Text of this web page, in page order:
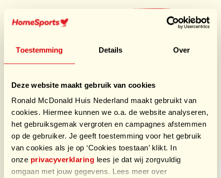
Toestemming Details Over
Deze website maakt gebruik van cookies
Ronald McDonald Huis Nederland maakt gebruikt van
cookies. Hiermee kunnen we o.a. de website analyseren,
het gebruiksgemak vergroten en campagnes afstemmen
op de gebruiker. Je geeft toestemming voor het gebruik
van cookies als je op ‘Cookies toestaan’ klikt. In
onze privacyverklaring lees je dat wij zorgvuldig
omgaan met jouw gegevens. Lees meer over
hoofdnavigatie
Doe mee
een zaak die me na aan het hart ligt. Door mijn
inspanningen hoop ik anderen te inspireren om ook bij
te dragen aan een betere wereld.
Sponsors HomeSports